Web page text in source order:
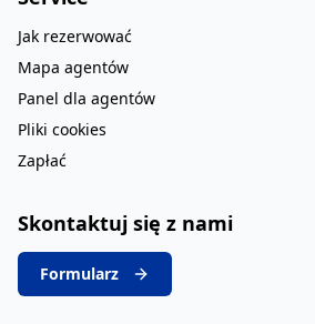
Jak rezerwować
Mapa agentów
Panel dla agentów
Pliki cookies
Zapłać
Skontaktuj się z nami
Formularz